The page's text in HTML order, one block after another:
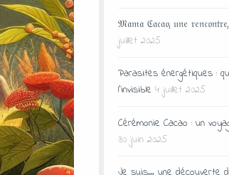
𝔐𝔞𝔪𝔞 ℭ𝔞𝔠𝔞𝔬, 𝔲𝔫𝔢
juillet 2025
Parasites énergétiques :
l’invisible 4 juillet 2025
Cérémonie Cacao : un
30 juin 2025